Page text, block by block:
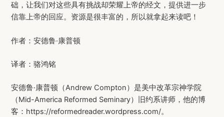
础，让我们对这些具有挑战却荣耀上帝的经文，提供进一步
信靠上帝的回应。资源是很丰富的，所以就拿起来读吧！
作者：安德鲁·康普顿
译者：骆鸿铭
安德鲁·康普顿（Andrew Compton）是美中改革宗神学院
（Mid-America Reformed Seminary）旧约系讲师，他的博
客：https://reformedreader.wordpress.com/。